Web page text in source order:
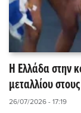
Η Ελλάδα στην
μεταλλίου
26/07/2026 - 17:19